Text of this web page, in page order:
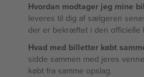
Hvordan modtager jeg mine
leveres til dig af sælgeren
der er bekræftet i den officielle
Hvad med billetter købt
sidde sammen med jeres
købt fra samme opslag.